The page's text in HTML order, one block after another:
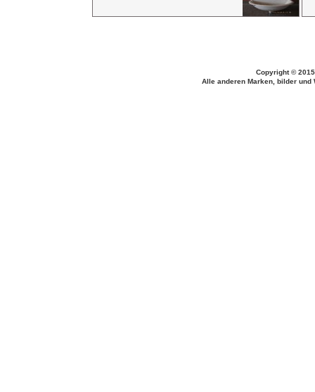
Copyright ©
Alle anderen Marken, bilder und